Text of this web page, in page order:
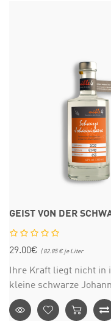
GEIST VON DER
29.00€ | 82.85 € je Liter
Ihre Kraft liegt nicht in
kleine schwarze